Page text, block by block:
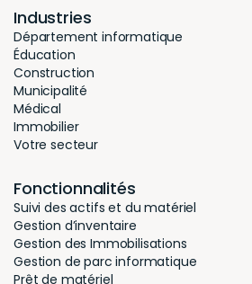
Industries
Département informatique
Éducation
Construction
Municipalité
Médical
Immobilier
Votre secteur
Fonctionnalités
Suivi des actifs et du matériel
Gestion d’inventaire
Gestion des Immobilisations
Gestion de parc informatique
Prêt de matériel